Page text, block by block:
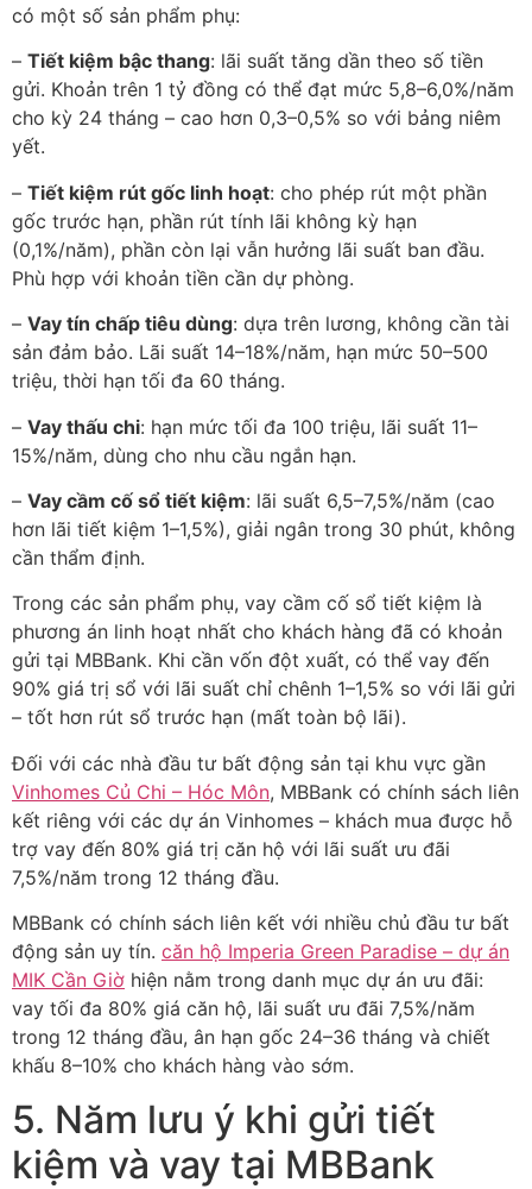
có một số sản phẩm phụ:
– Tiết kiệm bậc thang: lãi suất tăng dần theo số tiền
gửi. Khoản trên 1 tỷ đồng có thể đạt mức 5,8–6,0%/năm
cho kỳ 24 tháng – cao hơn 0,3–0,5% so với bảng niêm
yết.
– Tiết kiệm rút gốc linh hoạt: cho phép rút một phần
gốc trước hạn, phần rút tính lãi không kỳ hạn
(0,1%/năm), phần còn lại vẫn hưởng lãi suất ban đầu.
Phù hợp với khoản tiền cần dự phòng.
– Vay tín chấp tiêu dùng: dựa trên lương, không cần tài
sản đảm bảo. Lãi suất 14–18%/năm, hạn mức 50–500
triệu, thời hạn tối đa 60 tháng.
– Vay thấu chi: hạn mức tối đa 100 triệu, lãi suất 11–
15%/năm, dùng cho nhu cầu ngắn hạn.
– Vay cầm cố sổ tiết kiệm: lãi suất 6,5–7,5%/năm (cao
hơn lãi tiết kiệm 1–1,5%), giải ngân trong 30 phút, không
cần thẩm định.
Trong các sản phẩm phụ, vay cầm cố sổ tiết kiệm là
phương án linh hoạt nhất cho khách hàng đã có khoản
gửi tại MBBank. Khi cần vốn đột xuất, có thể vay đến
90% giá trị sổ với lãi suất chỉ chênh 1–1,5% so với lãi gửi
– tốt hơn rút sổ trước hạn (mất toàn bộ lãi).
Đối với các nhà đầu tư bất động sản tại khu vực gần
Vinhomes Củ Chi – Hóc Môn, MBBank có chính sách liên
kết riêng với các dự án Vinhomes – khách mua được hỗ
trợ vay đến 80% giá trị căn hộ với lãi suất ưu đãi
7,5%/năm trong 12 tháng đầu.
MBBank có chính sách liên kết với nhiều chủ đầu tư bất
động sản uy tín. căn hộ Imperia Green Paradise – dự án
MIK Cần Giờ hiện nằm trong danh mục dự án ưu đãi:
vay tối đa 80% giá căn hộ, lãi suất ưu đãi 7,5%/năm
trong 12 tháng đầu, ân hạn gốc 24–36 tháng và chiết
khấu 8–10% cho khách hàng vào sớm.
5. Năm lưu ý khi gửi tiết
kiệm và vay tại MBBank